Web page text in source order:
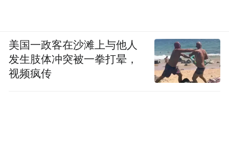
美国一政客在沙滩上与他人
发生肢体冲突被一拳打晕，
视频疯传